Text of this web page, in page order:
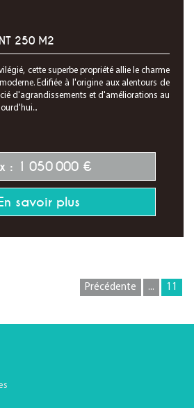
250 M2
cette superbe propriété allie le charme
Edifiée à l'origine aux alentours de
d'agrandissements et d'améliorations au
: 1 050 000 €
savoir plus
Précédente ... 11